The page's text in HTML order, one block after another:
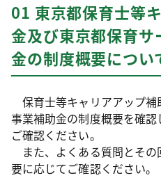
01 東京都保育士等
金及び東京都保育
金の制度概要につい
保育士等キャリアアップ
事業補助金の制度概要を確
ご確認ください。
また、よくある質問とその
要に応じてご確認ください。